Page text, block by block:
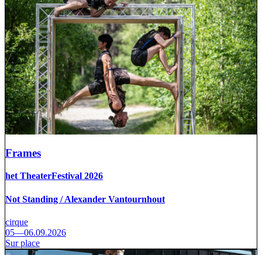
Frames
het TheaterFestival 2026
Not Standing / Alexander Vantournhout
cirque
05—06.09.2026
Sur place